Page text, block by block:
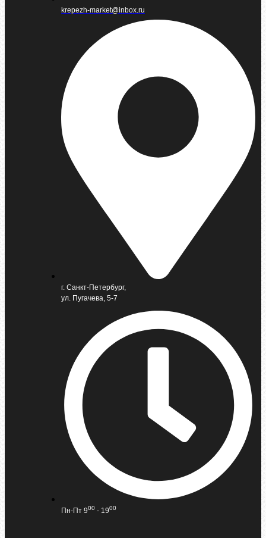
krepezh-market@inbox.ru
г. Санкт-Петербург,
ул. Пугачева, 5-7
Пн-Пт 900 - 1900